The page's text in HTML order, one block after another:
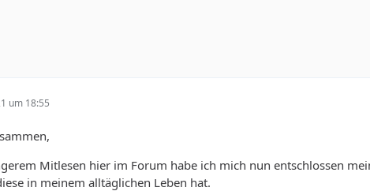
um 18:55
Mitlesen hier im Forum habe ich mich nun entschlossen
in meinem alltäglichen Leben hat.